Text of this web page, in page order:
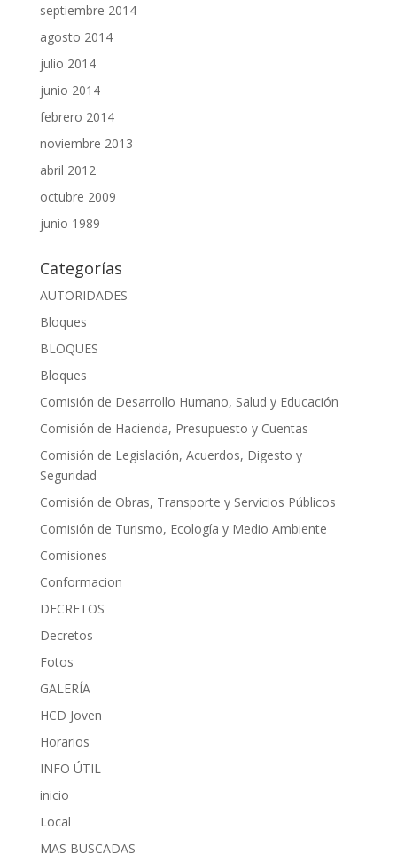
septiembre 2014
agosto 2014
julio 2014
junio 2014
febrero 2014
noviembre 2013
abril 2012
octubre 2009
junio 1989
Categorías
AUTORIDADES
Bloques
BLOQUES
Bloques
Comisión de Desarrollo Humano, Salud y Educación
Comisión de Hacienda, Presupuesto y Cuentas
Comisión de Legislación, Acuerdos, Digesto y
Seguridad
Comisión de Obras, Transporte y Servicios Públicos
Comisión de Turismo, Ecología y Medio Ambiente
Comisiones
Conformacion
DECRETOS
Decretos
Fotos
GALERÍA
HCD Joven
Horarios
INFO ÚTIL
inicio
Local
MAS BUSCADAS